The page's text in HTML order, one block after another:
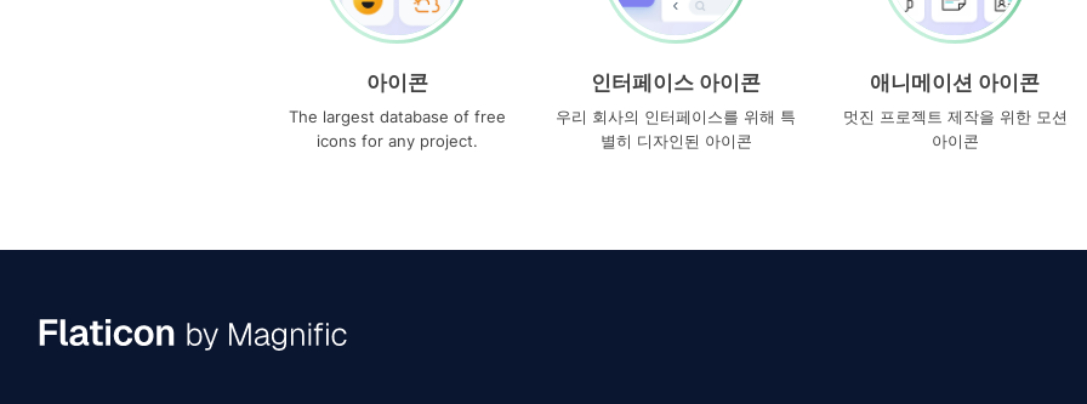
아이콘
The largest database of free
icons for any project.
인터페이스 아이콘
우리 회사의 인터페이스를 위해 특
별히 디자인된 아이콘
애니메이션 아이콘
멋진 프로젝트 제작을 위한 모션
아이콘